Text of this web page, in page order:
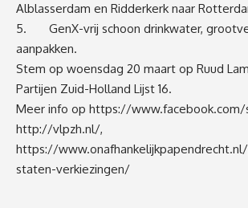
Alblasserdam en Ridderkerk naar
5. GenX-vrij schoon drinkwater,
aanpakken.
Stem op woensdag 20 maart op Ruud
Partijen Zuid-Holland Lijst 16.
Meer info op https://
http://vlpzh.nl/,
https://
staten-verkiezingen/